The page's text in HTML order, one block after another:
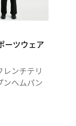
ーツウェア
レンチテリ
ンヘムパン